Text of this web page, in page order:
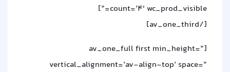
count=’4′ wc_prod_visible=”]
[/av_one_third]
[av_one_full first min_height=”
vertical_alignment=’av-align-top’ space=”